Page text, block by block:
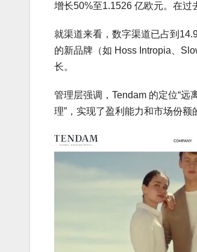
增长50%至1.1526 亿欧元。在过
就渠道来看，数字渠道已占到
的新品牌（如 Hoss Intropia、
长。
管理层强调，Tendam 的定位“
理”，实现了盈利能力和市场份额